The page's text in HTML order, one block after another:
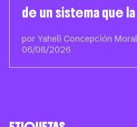
de un sistema que
por Yaheli Concepción
06/08/2026